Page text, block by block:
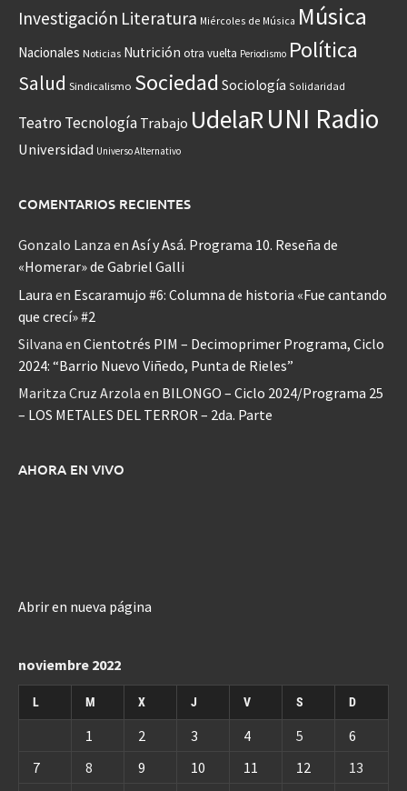
Investigación Literatura Miércoles de Música Música
Nacionales Noticias Nutrición otra vuelta Periodismo Política
Salud Sindicalismo Sociedad Sociología Solidaridad
Teatro Tecnología Trabajo UdelaRUNI Radio
Universidad Universo Alternativo
COMENTARIOS RECIENTES
Gonzalo Lanza en Así y Asá. Programa 10. Reseña de
«Homerar» de Gabriel Galli
Laura en Escaramujo #6: Columna de historia «Fue cantando
que crecí» #2
Silvana en Cientotrés PIM – Decimoprimer Programa, Ciclo
2024: “Barrio Nuevo Viñedo, Punta de Rieles”
Maritza Cruz Arzola en BILONGO – Ciclo 2024/Programa 25
– LOS METALES DEL TERROR – 2da. Parte
AHORA EN VIVO
Abrir en nueva página
noviembre 2022
L M X J V S D
1 2 3 4 5
6
7
8 9 10 11 12
13